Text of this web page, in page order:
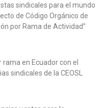
sindicales para el mundo
de Código Orgánico de
por Rama de Actividad”
en Ecuador con el
sindicales de la CEOSL